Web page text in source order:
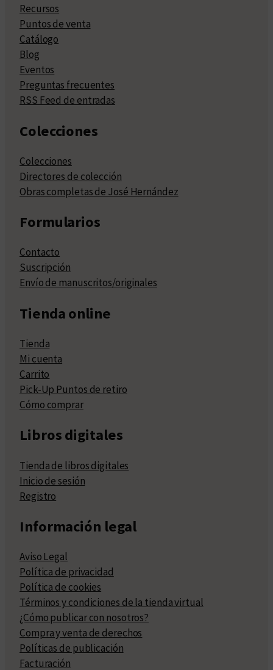
Recursos
Puntos de venta
Catálogo
Blog
Eventos
Preguntas frecuentes
RSS Feed de entradas
Colecciones
Colecciones
Directores de colección
Obras completas de José Hernández
Formularios
Contacto
Suscripción
Envío de manuscritos/originales
Tienda online
Tienda
Mi cuenta
Carrito
Pick-Up Puntos de retiro
Cómo comprar
Libros digitales
Tienda de libros digitales
Inicio de sesión
Registro
Información legal
Aviso Legal
Política de privacidad
Política de cookies
Términos y condiciones de la tienda virtual
¿Cómo publicar con nosotros?
Compra y venta de derechos
Políticas de publicación
Facturación